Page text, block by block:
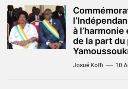
à
de la part
Josué Koffi 10